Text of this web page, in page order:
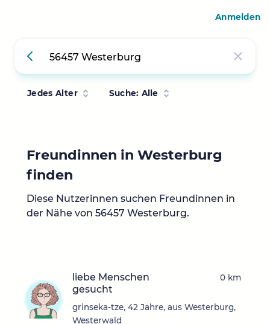
Jedes Alter Suche: Alle
Freundinnen in Westerburg
finden
Diese Nutzerinnen suchen Freundinnen in
der Nähe von 56457 Westerburg.
liebe Menschen
gesucht
grinseka-tze, 42 Jahre, aus Westerburg,
Westerwald
0 km
Anmelden